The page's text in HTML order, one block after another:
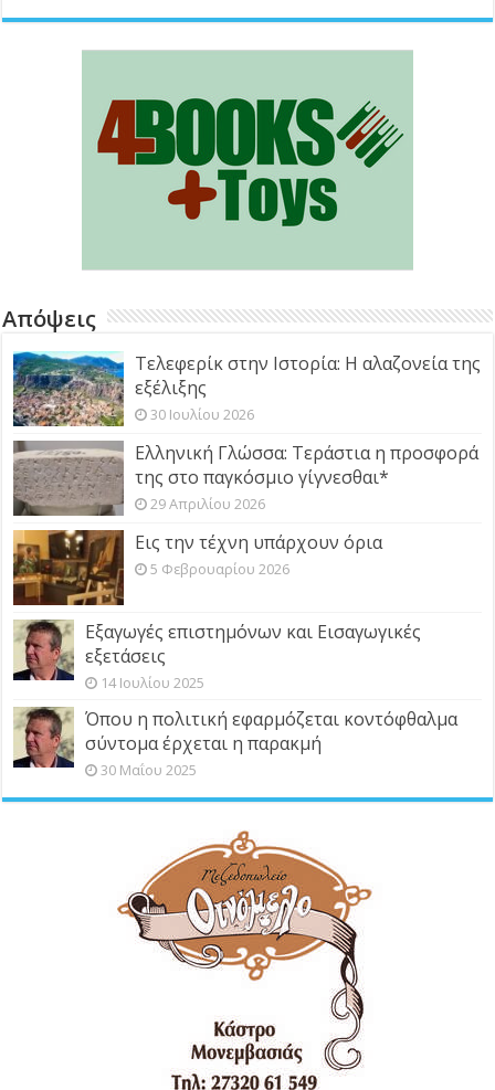
τα
Απόψεις
Τελεφερίκ στην Ιστορία: Η αλαζονεία της
εξέλιξης
30 Ιουλίου 2026
Ελληνική Γλώσσα: Τεράστια η προσφορά
της στο παγκόσμιο γίγνεσθαι*
29 Απριλίου 2026
Εις την τέχνη υπάρχουν όρια
5 Φεβρουαρίου 2026
Εξαγωγές επιστημόνων και Εισαγωγικές
εξετάσεις
14 Ιουλίου 2025
Όπου η πολιτική εφαρμόζεται κοντόφθαλμα
σύντομα έρχεται η παρακμή
30 Μαΐου 2025